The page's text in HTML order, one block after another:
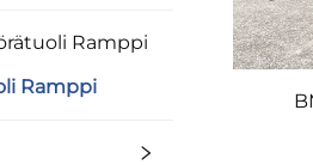
Ramppi
Ramppi